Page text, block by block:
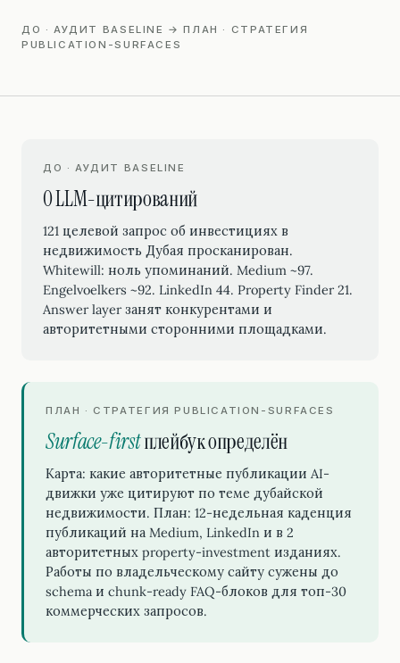
ДО · АУДИТ BASELINE → ПЛАН · СТРАТЕГИЯ
PUBLICATION-SURFACES
ДО · АУДИТ BASELINE
0 LLM-цитирований
121 целевой запрос об инвестициях в
недвижимость Дубая просканирован.
Whitewill: ноль упоминаний. Medium ~97.
Engelvoelkers ~92. LinkedIn 44. Property Finder 21.
Answer layer занят конкурентами и
авторитетными сторонними площадками.
ПЛАН · СТРАТЕГИЯ PUBLICATION-SURFACES
Surface-firstплейбук определён
Карта: какие авторитетные публикации AI-
движки уже цитируют по теме дубайской
недвижимости. План: 12-недельная каденция
публикаций на Medium, LinkedIn и в 2
авторитетных property-investment изданиях.
Работы по владельческому сайту сужены до
schema и chunk-ready FAQ-блоков для топ-30
коммерческих запросов.